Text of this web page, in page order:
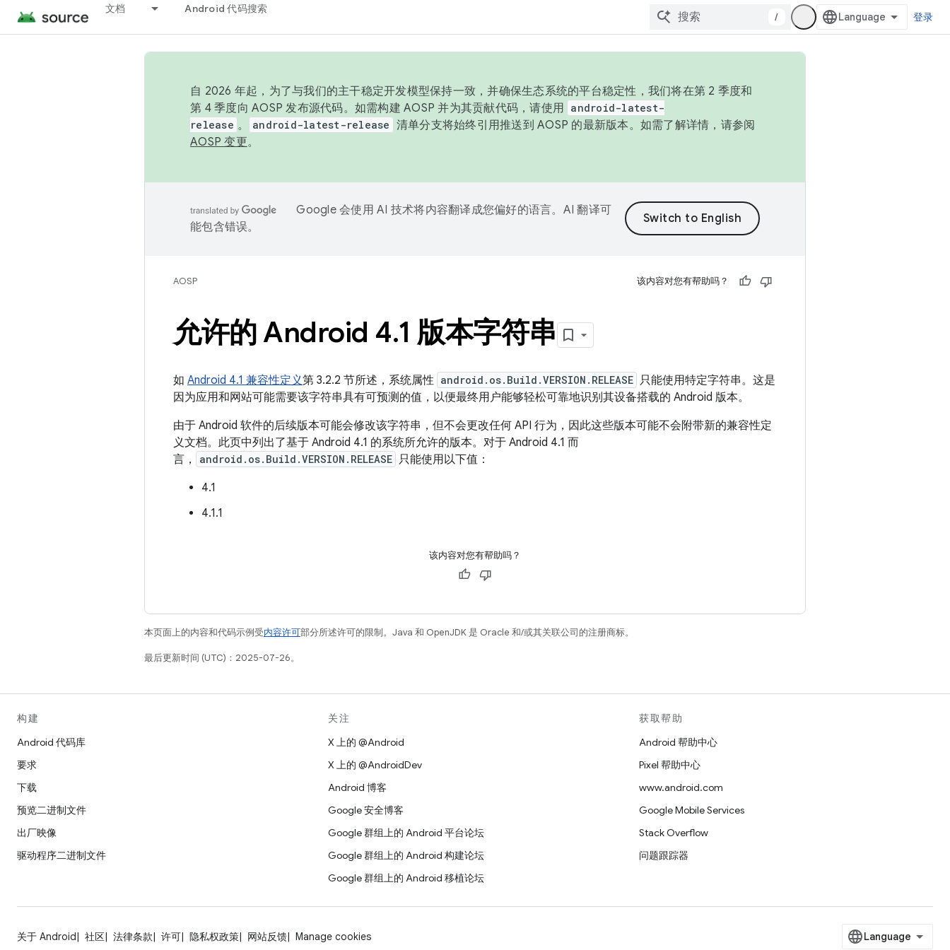
文档 Android 代码搜索
/ 登录
自 2026 年起，为了与我们的主干稳定开发模型保持一致，并确保生态系统的平台稳定性，我们将在第 2 季度和
第 4 季度向 AOSP 发布源代码。如需构建 AOSP 并为其贡献代码，请使用 android-latest-
release 。 android-latest-release 清单分支将始终引用推送到 AOSP 的最新版本。如需了解详情，请参阅
AOSP 变更。
Google 会使用 AI 技术将内容翻译成您偏好的语言。AI 翻译可
能包含错误。
AOSP 该内容对您有帮助吗？
允许的 Android 4.1 版本字符串
如 Android 4.1 兼容性定义第 3.2.2 节所述，系统属性 android.os.Build.VERSION.RELEASE 只能使用特定字符串。这是
因为应用和网站可能需要该字符串具有可预测的值，以便最终用户能够轻松可靠地识别其设备搭载的 Android 版本。
由于 Android 软件的后续版本可能会修改该字符串，但不会更改任何 API 行为，因此这些版本可能不会附带新的兼容性定
义文档。此页中列出了基于 Android 4.1 的系统所允许的版本。对于 Android 4.1 而
言，
android.os.Build.VERSION.RELEASE 只能使用以下值：
4.1
4.1.1
该内容对您有帮助吗？
本页面上的内容和代码示例受内容许可部分所述许可的限制。Java 和 OpenJDK 是 Oracle 和/或其关联公司的注册商标。
最后更新时间 (UTC)：2025-07-26。
构建
Android 代码库
要求
下载
预览二进制文件
出厂映像
驱动程序二进制文件
关注
X 上的 @Android
X 上的 @AndroidDev
Android 博客
Google 安全博客
Google 群组上的 Android 平台论坛
Google 群组上的 Android 构建论坛
Google 群组上的 Android 移植论坛
获取帮助
Android 帮助中心
Pixel 帮助中心
www.android.com
Google Mobile Services
Stack Overflow
问题跟踪器
关于 Android 社区 法律条款 许可 隐私权政策 网站反馈 Manage cookies